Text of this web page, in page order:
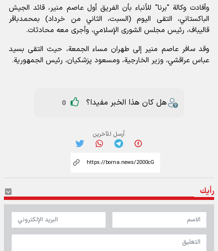
وأفادتوكالة "برنا" للأنباء بأن الفريق أول عاصم منير، قائد الجيش
الباكستاني، التقى اليوم (السبت، الثاني من خرداد) بمحمدباقر
قاليباف، رئيس مجلس الشورى الإسلامي، وأجرى معه محادثات.
وقد سافر عاصم منير إلى طهران مساء الجمعة، حيث التقى بسيد
عباس عراقشي، وزير الخارجية، ومسعود پزشکیان، رئيس الجمهورية.
هل كان هذا الخبر مفيدا؟ 0
أرسل للآخرين
رأيك